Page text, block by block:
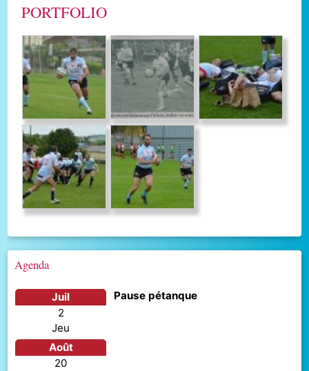
PORTFOLIO
Agenda
juil
2
jeu
août
20
Pause pétanque